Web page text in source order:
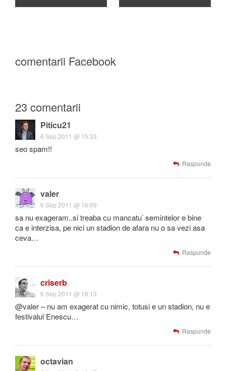
comentarii Facebook
23 comentarii
Piticu21
6 Sep 2011 @ 15:33
seo spam!!
Raspunde
valer
6 Sep 2011 @ 16:09
sa nu exageram..si treaba cu mancatu’ semintelor e bine
ca e interzisa, pe nici un stadion de afara nu o sa vezi asa
ceva…
Raspunde
criserb
6 Sep 2011 @ 16:13
@valer – nu am exagerat cu nimic, totusi e un stadion, nu e
festivalul Enescu…
Raspunde
octavian